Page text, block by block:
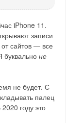
iPhone 11.
записи
сайтов — все
буквальноне
не будет. С
палец
году это